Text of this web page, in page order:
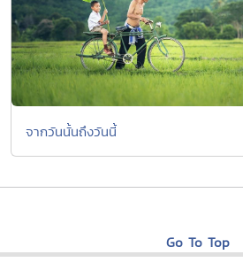
จากวันนั้นถึงวันนี้
Go To Top